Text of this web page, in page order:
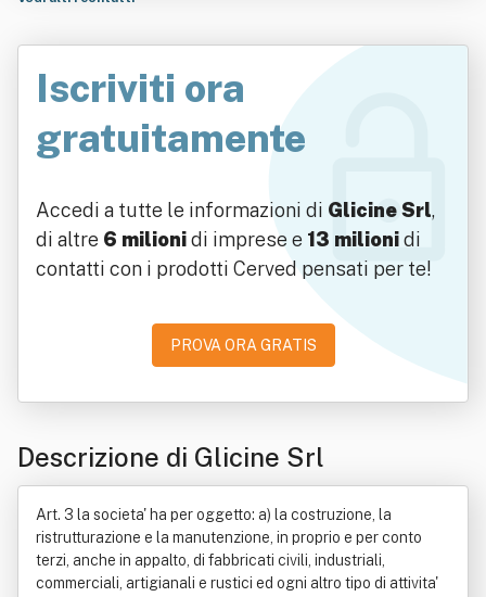
Iscriviti ora
gratuitamente
Accedi a tutte le informazioni di Glicine Srl,
di altre 6 milionidi imprese e 13 milionidi
contatti con i prodotti Cerved pensati per te!
PROVA ORA GRATIS
Descrizione di Glicine Srl
Art. 3 la societa' ha per oggetto: a) la costruzione, la
ristrutturazione e la manutenzione, in proprio e per conto
terzi, anche in appalto, di fabbricati civili, industriali,
commerciali, artigianali e rustici ed ogni altro tipo di attivita'